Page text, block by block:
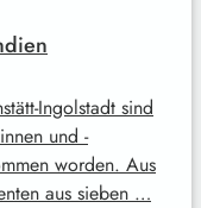
Ingolstadt sind
und -
worden. Aus
aus sieben …